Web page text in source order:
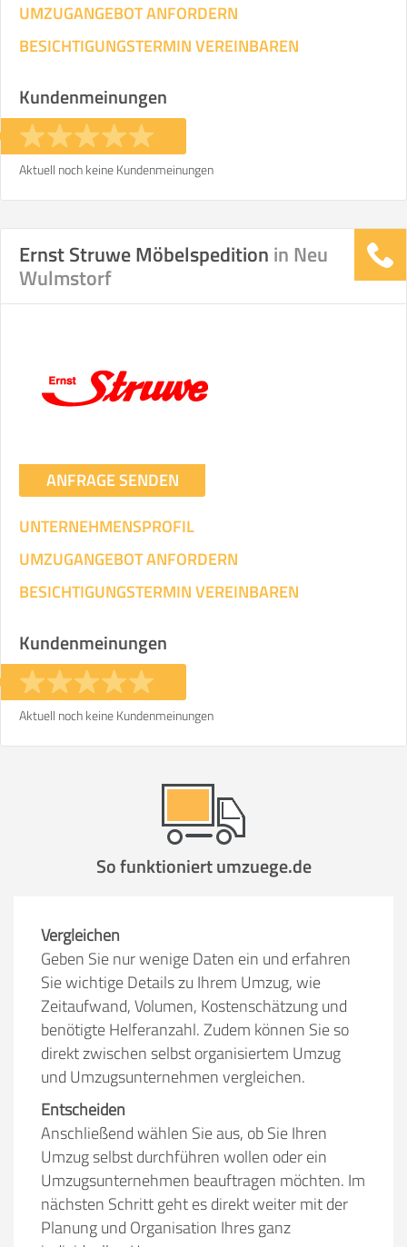
UMZUGANGEBOT ANFORDERN
BESICHTIGUNGSTERMIN VEREINBAREN
Kundenmeinungen
Aktuell noch keine Kundenmeinungen
Ernst Struwe Möbelspedition in Neu
Wulmstorf
ANFRAGE SENDEN
UNTERNEHMENSPROFIL
UMZUGANGEBOT ANFORDERN
BESICHTIGUNGSTERMIN VEREINBAREN
Kundenmeinungen
Aktuell noch keine Kundenmeinungen
So funktioniert umzuege.de
Vergleichen
Geben Sie nur wenige Daten ein und erfahren
Sie wichtige Details zu Ihrem Umzug, wie
Zeitaufwand, Volumen, Kostenschätzung und
benötigte Helferanzahl. Zudem können Sie so
direkt zwischen selbst organisiertem Umzug
und Umzugsunternehmen vergleichen.
Entscheiden
Anschließend wählen Sie aus, ob Sie Ihren
Umzug selbst durchführen wollen oder ein
Umzugsunternehmen beauftragen möchten. Im
nächsten Schritt geht es direkt weiter mit der
Planung und Organisation Ihres ganz